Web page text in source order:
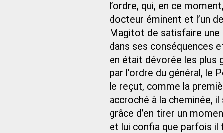
l’ordre, qui, en ce
docteur éminent et l’un
Magitot de satisfaire une
dans ses conséquences
en était dévorée les plus
par l’ordre du général, le
le reçut, comme la
accroché à la cheminée,
grâce d’en tirer un
et lui confia que parfois il